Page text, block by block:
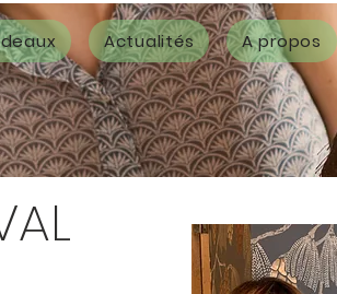
Actualités A propos